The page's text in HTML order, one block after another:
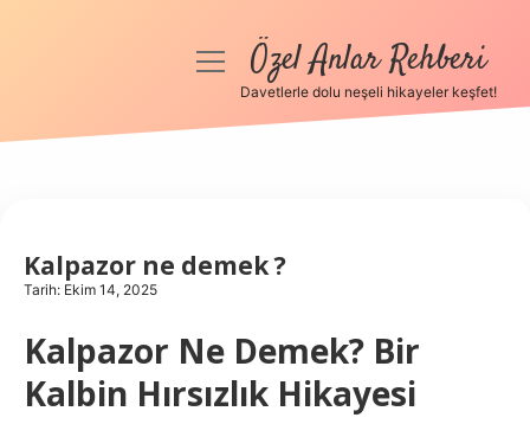
Anasayfa
Hakkımızda
menüyüÖzel Anlar Rehberi
Davetlerle dolu neşeli hikayeler keşfet!
Kalpazor ne demek ?
Tarih: Ekim 14, 2025
Kalpazor Ne Demek? Bir
Kalbin Hırsızlık Hikayesi